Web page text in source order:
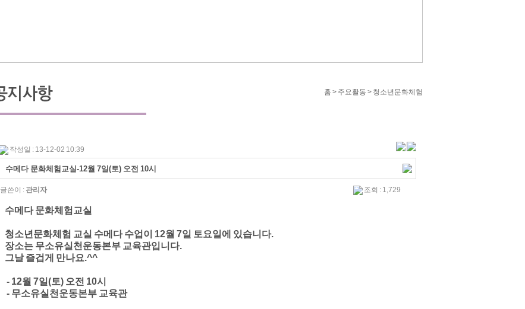
홈 > 주요활동 > 청소년문화체험
작성일 : 13-12-02 10:39
수메다 문화체험교실-12월 7일(토) 오전 10시
글쓴이 : 관리자 조회 : 1,729
수메다 문화체험교실
청소년문화체험 교실 수메다 수업이 12월 7일 토요일에 있습니다.
장소는 무소유실천운동본부 교육관입니다.
그날 즐겁게 만나요.^^
- 12월 7일(토) 오전 10시
- 무소유실천운동본부 교육관